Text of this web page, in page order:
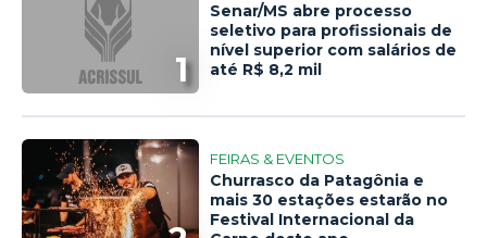
1
Senar/MS abre processo
seletivo para profissionais de
nível superior com salários de
até R$ 8,2 mil
FEIRAS & EVENTOS
Churrasco da Patagônia e
mais 30 estações estarão no
Festival Internacional da